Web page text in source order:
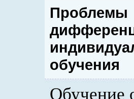
Проблемы
обучения
Обучение